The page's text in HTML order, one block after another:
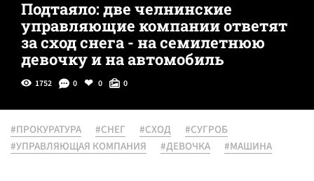
Подтаяло: две челнинские
управляющие компании ответят
за сход снега - на семилетнюю
девочку и на автомобиль
1752 0 0 0
#ПРОКУРАТУРА #СНЕГ #СХОД
#СУГРОБ
#УПРАВЛЯЮЩАЯ КОМПАНИЯ
#ДЕВОЧКА #МАШИНА